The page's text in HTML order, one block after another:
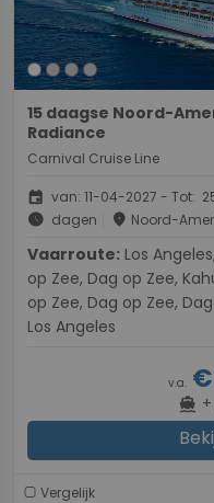
15 daagse Noord-
Radiance
Carnival Cruise Line
event van: 11-04-2027 - Tot:
schedule dagen place Noord-
Vaarroute:
op Zee, Dag op Zee,
op Zee, Dag op Zee,
Los Angeles
v.a.
directions_boat +
Vergelijk